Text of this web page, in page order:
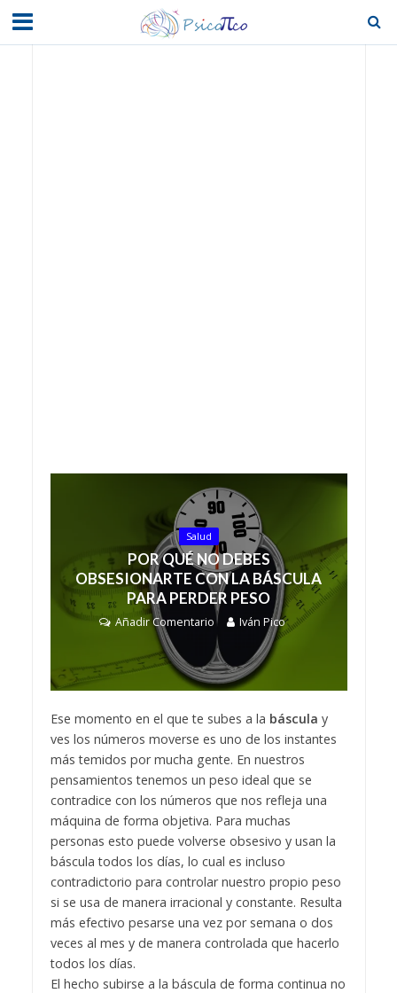
Salud
POR QUÉ NO DEBES
OBSESIONARTE CON LA BÁSCULA
PARA PERDER PESO
Añadir Comentario Iván Pico
Ese momento en el que te subes a la báscula y
ves los números moverse es uno de los instantes
más temidos por mucha gente. En nuestros
pensamientos tenemos un peso ideal que se
contradice con los números que nos refleja una
máquina de forma objetiva. Para muchas
personas esto puede volverse obsesivo y usan la
báscula todos los días, lo cual es incluso
contradictorio para controlar nuestro propio peso
si se usa de manera irracional y constante. Resulta
más efectivo pesarse una vez por semana o dos
veces al mes y de manera controlada que hacerlo
todos los días.
El hecho subirse a la báscula de forma continua no